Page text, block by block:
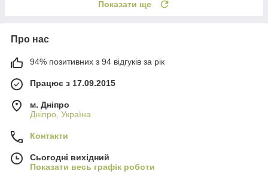
Показати ще
Про нас
94% позитивних з 94 відгуків за рік
Працює з 17.09.2015
м. Дніпро
Дніпро, Україна
Контакти
Сьогодні вихідний
Показати весь графік роботи